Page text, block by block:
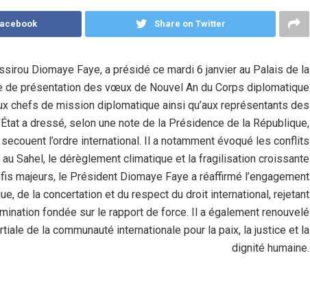
Share on Twitter
Diomaye Faye, a présidé ce mardi 6 janvier au Palais de la
de présentation des vœux de Nouvel An du Corps diplomatique
chefs de mission diplomatique ainsi qu’aux représentants des
a dressé, selon une note de la Présidence de la République,
l’ordre international. Il a notamment évoqué les conflits
Sahel, le dérèglement climatique et la fragilisation croissante
majeurs, le Président Diomaye Faye a réaffirmé l’engagement
de la concertation et du respect du droit international, rejetant
fondée sur le rapport de force. Il a également renouvelé
de la communauté internationale pour la paix, la justice et la
dignité humaine.